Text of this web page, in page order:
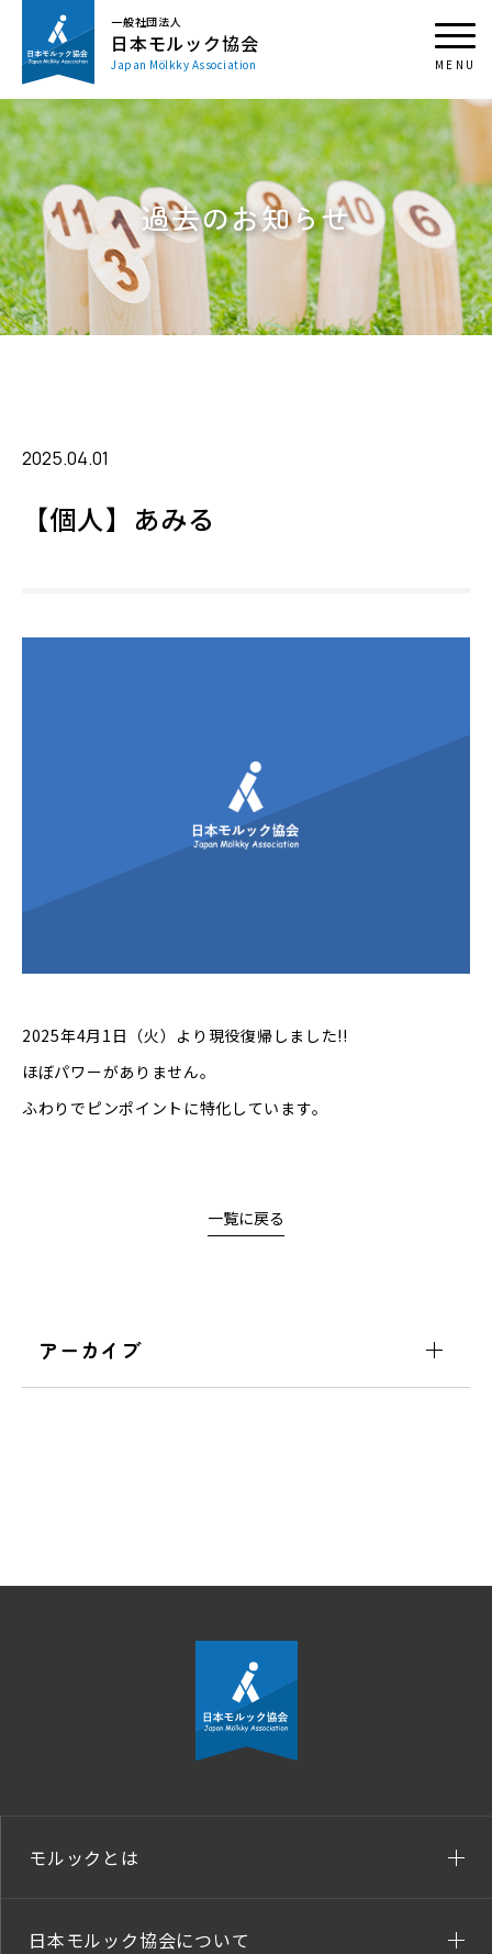
一般社団法人
日本モルック協会
Japan Mölkky Association
過去のお知らせ
2025.04.01
【個人】あみる
2025年4月1日（火）より現役復帰しました!!
ほぼパワーがありません。
ふわりでピンポイントに特化しています。
一覧に戻る
アーカイブ
モルックとは
日本モルック協会について